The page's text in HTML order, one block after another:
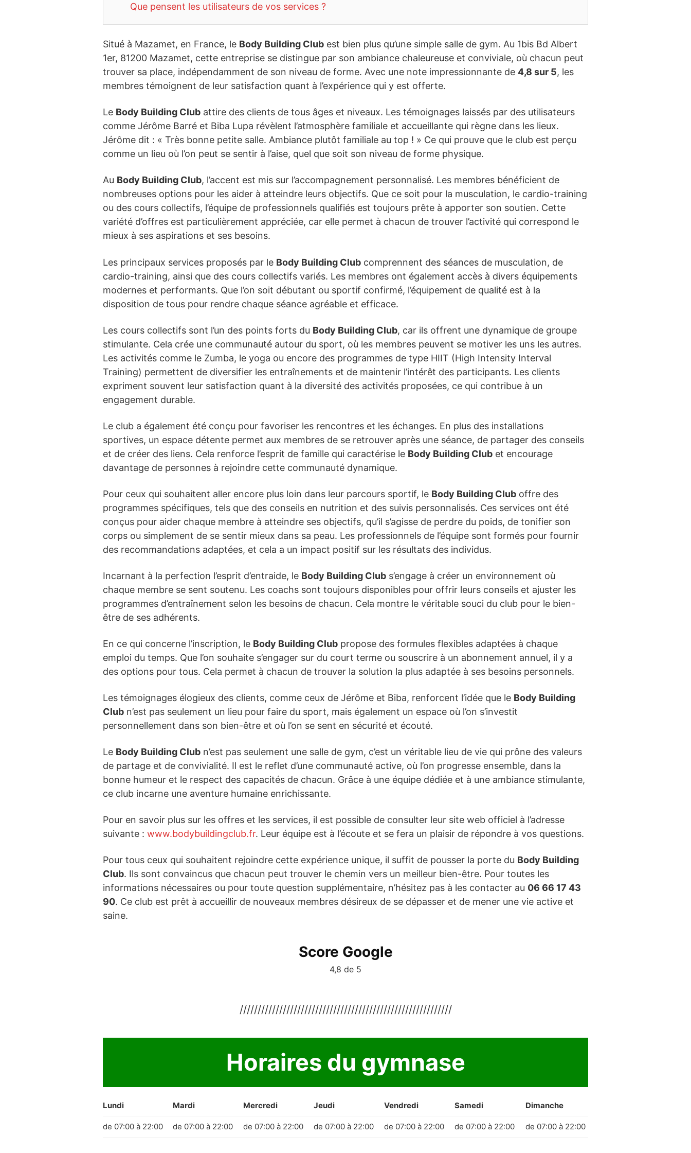
Que pensent les utilisateurs de vos services ?
Situé à Mazamet, en France, le Body Building Club est bien plus qu’une simple salle de gym. Au 1bis Bd Albert
1er, 81200 Mazamet, cette entreprise se distingue par son ambiance chaleureuse et conviviale, où chacun peut
trouver sa place, indépendamment de son niveau de forme. Avec une note impressionnante de 4,8 sur 5, les
membres témoignent de leur satisfaction quant à l’expérience qui y est offerte.
Le Body Building Club attire des clients de tous âges et niveaux. Les témoignages laissés par des utilisateurs
comme Jérôme Barré et Biba Lupa révèlent l’atmosphère familiale et accueillante qui règne dans les lieux.
Jérôme dit : « Très bonne petite salle. Ambiance plutôt familiale au top ! » Ce qui prouve que le club est perçu
comme un lieu où l’on peut se sentir à l’aise, quel que soit son niveau de forme physique.
Au Body Building Club, l’accent est mis sur l’accompagnement personnalisé. Les membres bénéficient de
nombreuses options pour les aider à atteindre leurs objectifs. Que ce soit pour la musculation, le cardio-training
ou des cours collectifs, l’équipe de professionnels qualifiés est toujours prête à apporter son soutien. Cette
variété d’offres est particulièrement appréciée, car elle permet à chacun de trouver l’activité qui correspond le
mieux à ses aspirations et ses besoins.
Les principaux services proposés par le Body Building Club comprennent des séances de musculation, de
cardio-training, ainsi que des cours collectifs variés. Les membres ont également accès à divers équipements
modernes et performants. Que l’on soit débutant ou sportif confirmé, l’équipement de qualité est à la
disposition de tous pour rendre chaque séance agréable et efficace.
Les cours collectifs sont l’un des points forts du Body Building Club, car ils offrent une dynamique de groupe
stimulante. Cela crée une communauté autour du sport, où les membres peuvent se motiver les uns les autres.
Les activités comme le Zumba, le yoga ou encore des programmes de type HIIT (High Intensity Interval
Training) permettent de diversifier les entraînements et de maintenir l’intérêt des participants. Les clients
expriment souvent leur satisfaction quant à la diversité des activités proposées, ce qui contribue à un
engagement durable.
Le club a également été conçu pour favoriser les rencontres et les échanges. En plus des installations
sportives, un espace détente permet aux membres de se retrouver après une séance, de partager des conseils
et de créer des liens. Cela renforce l’esprit de famille qui caractérise le Body Building Club et encourage
davantage de personnes à rejoindre cette communauté dynamique.
Pour ceux qui souhaitent aller encore plus loin dans leur parcours sportif, le Body Building Club offre des
programmes spécifiques, tels que des conseils en nutrition et des suivis personnalisés. Ces services ont été
conçus pour aider chaque membre à atteindre ses objectifs, qu’il s’agisse de perdre du poids, de tonifier son
corps ou simplement de se sentir mieux dans sa peau. Les professionnels de l’équipe sont formés pour fournir
des recommandations adaptées, et cela a un impact positif sur les résultats des individus.
Incarnant à la perfection l’esprit d’entraide, le Body Building Club s’engage à créer un environnement où
chaque membre se sent soutenu. Les coachs sont toujours disponibles pour offrir leurs conseils et ajuster les
programmes d’entraînement selon les besoins de chacun. Cela montre le véritable souci du club pour le bien-
être de ses adhérents.
En ce qui concerne l’inscription, le Body Building Club propose des formules flexibles adaptées à chaque
emploi du temps. Que l’on souhaite s’engager sur du court terme ou souscrire à un abonnement annuel, il y a
des options pour tous. Cela permet à chacun de trouver la solution la plus adaptée à ses besoins personnels.
Les témoignages élogieux des clients, comme ceux de Jérôme et Biba, renforcent l’idée que le Body Building
Club n’est pas seulement un lieu pour faire du sport, mais également un espace où l’on s’investit
personnellement dans son bien-être et où l’on se sent en sécurité et écouté.
Le Body Building Club n’est pas seulement une salle de gym, c’est un véritable lieu de vie qui prône des valeurs
de partage et de convivialité. Il est le reflet d’une communauté active, où l’on progresse ensemble, dans la
bonne humeur et le respect des capacités de chacun. Grâce à une équipe dédiée et à une ambiance stimulante,
ce club incarne une aventure humaine enrichissante.
Pour en savoir plus sur les offres et les services, il est possible de consulter leur site web officiel à l’adresse
suivante : www.bodybuildingclub.fr. Leur équipe est à l’écoute et se fera un plaisir de répondre à vos questions.
Pour tous ceux qui souhaitent rejoindre cette expérience unique, il suffit de pousser la porte du Body Building
Club. Ils sont convaincus que chacun peut trouver le chemin vers un meilleur bien-être. Pour toutes les
informations nécessaires ou pour toute question supplémentaire, n’hésitez pas à les contacter au 06 66 17 43
90. Ce club est prêt à accueillir de nouveaux membres désireux de se dépasser et de mener une vie active et
saine.
Score Google
4,8 de 5
///////////////////////////////////////////////////////////
Horaires du gymnase
Lundi Mardi Mercredi Jeudi Vendredi Samedi Dimanche
de 07:00 à 22:00 de 07:00 à 22:00 de 07:00 à 22:00 de 07:00 à 22:00 de 07:00 à 22:00 de 07:00 à 22:00 de 07:00 à 22:00